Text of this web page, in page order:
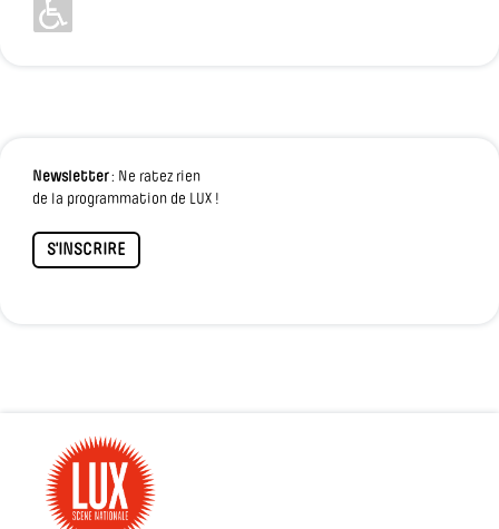
Newsletter: Ne ratez rien
de la programmation de LUX !
S'INSCRIRE